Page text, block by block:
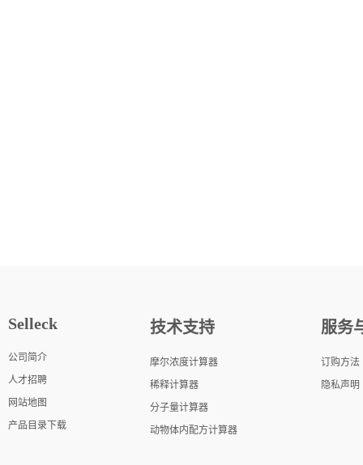
Selleck
公司简介
人才招聘
网站地图
产品目录下载
技术支持
摩尔浓度计算器
稀释计算器
分子量计算器
动物体内配方计算器
服务
订购方法
隐私声明